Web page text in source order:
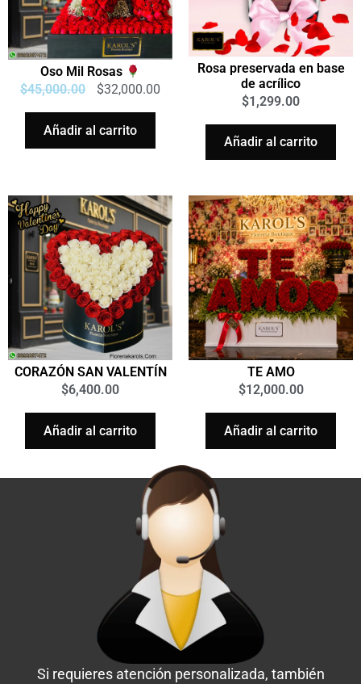
Oso Mil Rosas
$45,000.00 $32,000.00
Añadir al carrito
Rosa preservada en base
de acrílico
$1,299.00
Añadir al carrito
CORAZÓN SAN VALENTÍN
$6,400.00
Añadir al carrito
TE AMO
$12,000.00
Añadir al carrito
Si requieres atención personalizada, también